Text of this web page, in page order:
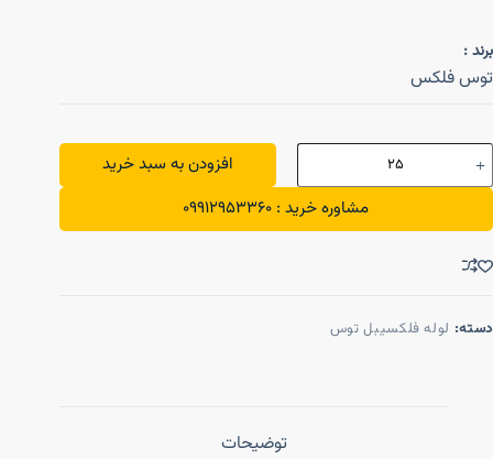
برند :
توس فلکس
افزودن به سبد خرید
مشاوره خرید : 09912953360
دسته: لوله فلکسیبل توس
توضیحات